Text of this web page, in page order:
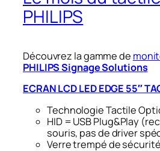
PHILIPS
Découvrez la gamme de
PHILIPS Signage Solutions
ECRAN LCD LED EDGE 55″
Technologie Tactile
HID = USB Plug&Play
souris, pas de driver
Verre trempé de